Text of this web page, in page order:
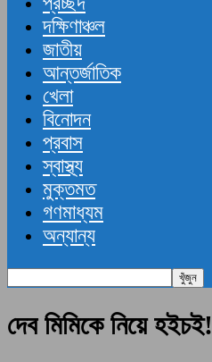
দক্ষিণাঞ্চল
জাতীয়
আন্তর্জাতিক
খেলা
বিনোদন
প্রবাস
স্বাস্থ্য
মুক্তমত
গণমাধ্যম
অন্যান্য
দেব মিমিকে নিয়ে হইচই!